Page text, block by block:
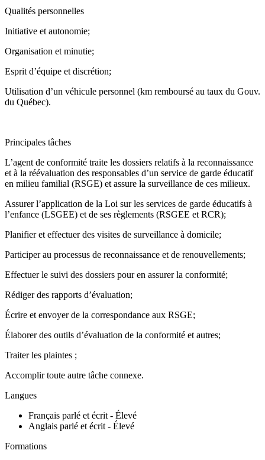
Qualités personnelles
Initiative et autonomie;
Organisation et minutie;
Esprit d’équipe et discrétion;
Utilisation d’un véhicule personnel (km remboursé au taux du Gouv.
du Québec).
Principales tâches
L’agent de conformité traite les dossiers relatifs à la reconnaissance
et à la réévaluation des responsables d’un service de garde éducatif
en milieu familial (RSGE) et assure la surveillance de ces milieux.
Assurer l’application de la Loi sur les services de garde éducatifs à
l’enfance (LSGEE) et de ses règlements (RSGEE et RCR);
Planifier et effectuer des visites de surveillance à domicile;
Participer au processus de reconnaissance et de renouvellements;
Effectuer le suivi des dossiers pour en assurer la conformité;
Rédiger des rapports d’évaluation;
Écrire et envoyer de la correspondance aux RSGE;
Élaborer des outils d’évaluation de la conformité et autres;
Traiter les plaintes ;
Accomplir toute autre tâche connexe.
Langues
Français parlé et écrit - Élevé
Anglais parlé et écrit - Élevé
Formations